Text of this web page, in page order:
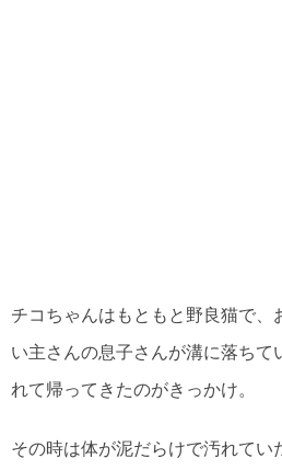
チコちゃんはもともと野良猫で、
い主さんの息子さんが溝に落ちて
れて帰ってきたのがきっかけ。
その時は体が泥だらけで汚れてい